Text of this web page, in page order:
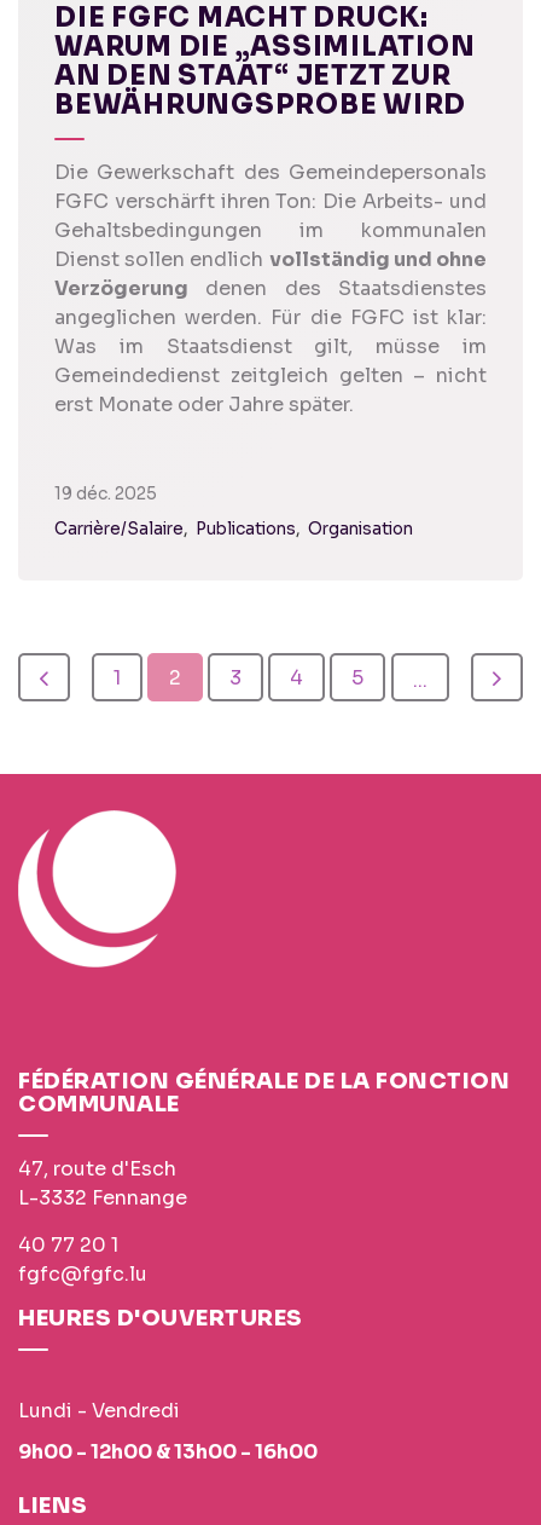
DIE FGFC MACHT DRUCK:
WARUM DIE „ASSIMILATION
AN DEN STAAT“ JETZT ZUR
BEWÄHRUNGSPROBE WIRD
Die Gewerkschaft des Gemeindepersonals
FGFC verschärft ihren Ton: Die Arbeits- und
Gehaltsbedingungen im kommunalen
Dienst sollen endlich vollständig und ohne
Verzögerung denen des Staatsdienstes
angeglichen werden. Für die FGFC ist klar:
Was im Staatsdienst gilt, müsse im
Gemeindedienst zeitgleich gelten – nicht
erst Monate oder Jahre später.
19 déc. 2025
Carrière/Salaire
Publications Organisation
1 2 3 4 5 ...
FÉDÉRATION GÉNÉRALE DE LA FONCTION
COMMUNALE
47, route d'Esch
L-3332 Fennange
40 77 20 1
fgfc@fgfc.lu
HEURES D'OUVERTURES
Lundi - Vendredi
9h00 - 12h00 & 13h00 - 16h00
LIENS